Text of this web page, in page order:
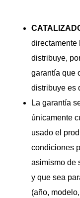
directamente
distribuye,
garantía que
distribuye es
La garantía
únicamente
usado el
condiciones
asimismo de
y que sea
(año,